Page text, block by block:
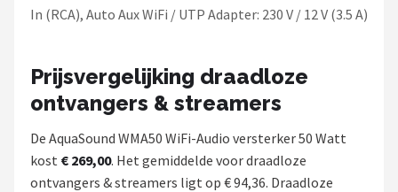
In (RCA), Auto Aux WiFi / UTP Adapter: 230 V / 12 V (3.5 A)
Prijsvergelijking draadloze
ontvangers & streamers
De AquaSound WMA50 WiFi-Audio versterker 50 Watt
kost € 269,00. Het gemiddelde voor draadloze
ontvangers & streamers ligt op € 94,36. Draadloze